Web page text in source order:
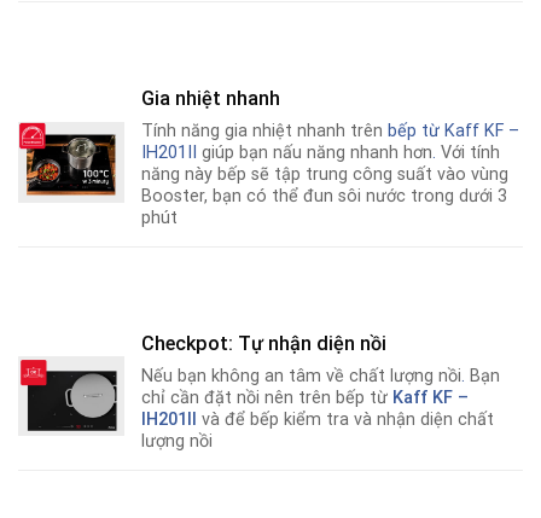
Gia nhiệt nhanh
Tính năng gia nhiệt nhanh trên bếp từ Kaff KF –
IH201II
giúp bạn nấu năng nhanh hơn. Với tính
năng này bếp sẽ tập trung công suất vào vùng
Booster, bạn có thể đun sôi nước trong dưới 3
phút
Checkpot: Tự nhận diện nồi
Nếu bạn không an tâm về chất lượng nồi. Bạn
chỉ cần đặt nồi nên trên bếp từ Kaff KF –
IH201II
và để bếp kiểm tra và nhận diện chất
lượng nồi